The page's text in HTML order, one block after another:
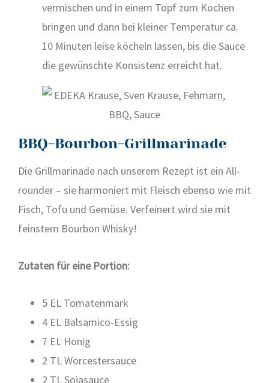
ver­mi­schen und in einem Topf zum Kochen
brin­gen und dann bei klei­ner Tem­pe­ra­tur ca.
10 Minu­ten lei­se köcheln las­sen, bis die Sau­ce
die gewünsch­te Kon­sis­tenz erreicht hat.
BBQ-Bourbon-Grillmarinade
Die Grill­ma­ri­na­de nach unse­rem Rezept ist ein All­
roun­der – sie har­mo­niert mit Fleisch eben­so wie mit
Fisch, Tofu und Gemü­se. Ver­fei­nert wird sie mit
feins­tem Bour­bon Whis­ky!
Zuta­ten für eine Por­ti­on:
5 EL Toma­ten­mark
4 EL Bal­sa­mi­co-Essig
7 EL Honig
2 TL Worces­ter­sauce
2 TL Soja­sauce